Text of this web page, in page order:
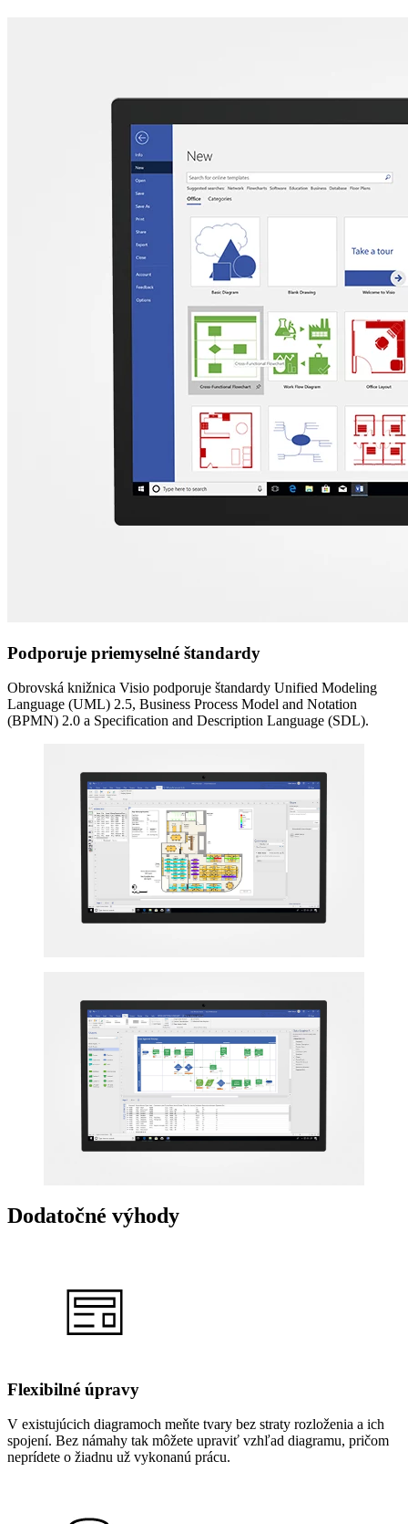
Podporuje priemyselné štandardy
Obrovská knižnica Visio podporuje štandardy Unified Modeling
Language (UML) 2.5, Business Process Model and Notation
(BPMN) 2.0 a Specification and Description Language (SDL).
Dodatočné výhody
Flexibilné úpravy
V existujúcich diagramoch meňte tvary bez straty rozloženia a ich
spojení. Bez námahy tak môžete upraviť vzhľad diagramu, pričom
neprídete o žiadnu už vykonanú prácu.